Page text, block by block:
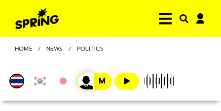
HOME NEWS POLITICS